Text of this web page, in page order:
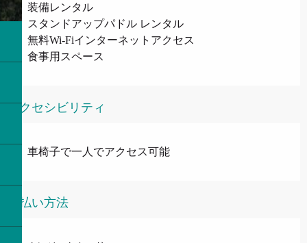
装備レンタル
スタンドアップパドル レンタル
無料Wi-Fiインターネットアクセス
食事用スペース
アクセシビリティ
車椅子で一人でアクセス可能
支払い方法